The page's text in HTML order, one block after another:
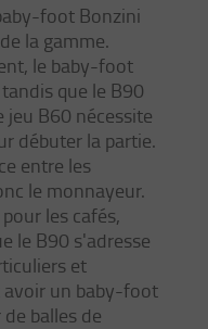
foot Bonzini
la gamme.
le baby-foot
que le B90
jeu B60 nécessite
débuter la partie.
entre les
le monnayeur.
les cafés,
le B90 s'adresse
et
avoir un baby-foot
balles de